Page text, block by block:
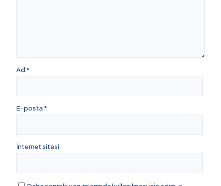
Ad *
E-posta *
İnternet sitesi